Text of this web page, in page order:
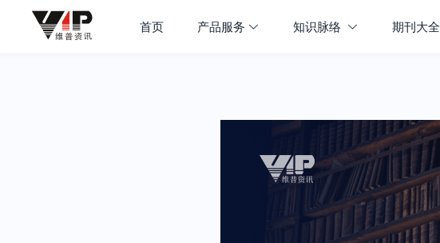
首页 产品服务 知识脉络 期刊大全